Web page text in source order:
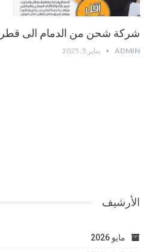
شركة شحن من الدمام الى قطر 0561162260
ADMIN يناير 5, 2025
الأرشيف
مايو 2026